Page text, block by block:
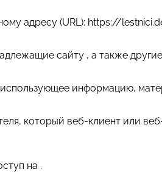
адресу (URL): https://
сайту , а также
использующее информацию,
который веб-клиент или
на .